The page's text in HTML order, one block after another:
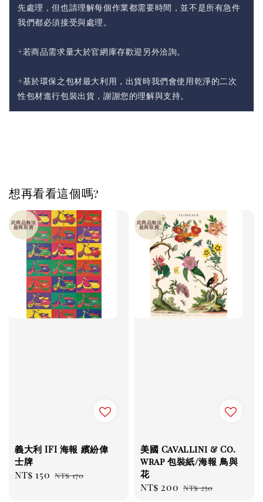
先處理，但也請理解每個作業都需要時間，並不是所有急件
我們都必須接受與處理。
+若商品需求量大於官網庫存歡迎另外洽詢。
+基於環保之包材最大利用，出貨時我們會使用乾淨的二次
性包材進行包裝出貨，謝謝您的理解與支持。
想再看看這個嗎?
此商品無法
超商取貨
義大利 IFI 海報 繽紛偉
士牌
Sale
NT$ 150 Regular
NT$ 170
此商品無法
超商取貨
美國 Cavallini & Co.
wrap 包裝紙/海報 鳥與
花
Sale
NT$ 200 Regular
NT$ 250